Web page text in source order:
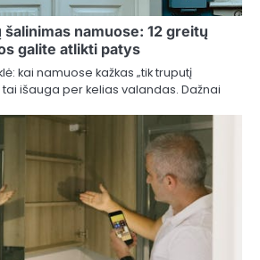
namuose: 12 greitų
galite atlikti patys
kai namuose kažkas „tik truputį
išauga per kelias valandas. Dažnai